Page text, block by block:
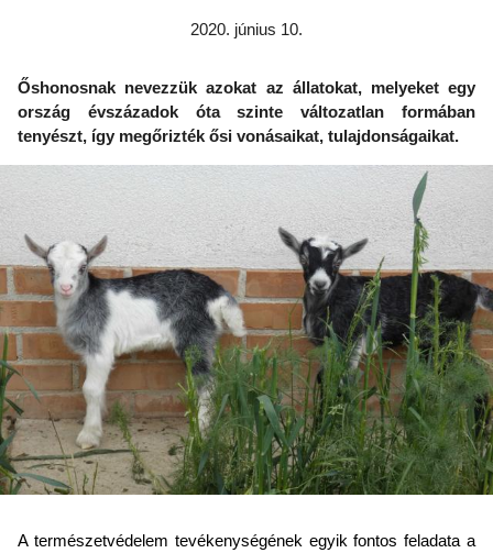
2020. június 10.
Őshonosnak nevezzük azokat az állatokat, melyeket egy
ország évszázadok óta szinte változatlan formában
tenyészt, így megőrizték ősi vonásaikat, tulajdonságaikat.
A természetvédelem tevékenységének egyik fontos feladata a